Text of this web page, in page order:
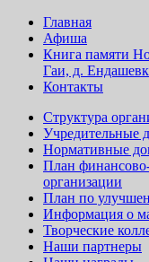
Главная
Афиша
Книга памяти
Гаи, д.
Контакты
Структура
Учредительные
Нормативные
План финансово-
организации
План по
Информация о
Творческие
Наши партнеры